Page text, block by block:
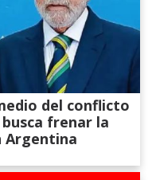
del conflicto
frenar la
Argentina